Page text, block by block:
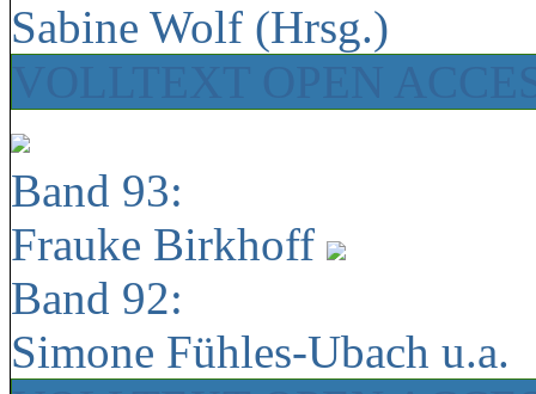
Sabine Wolf (Hrsg.)
Band 93:
Frauke Birkhoff
Band 92:
Simone Fühles-Ubach u.a.